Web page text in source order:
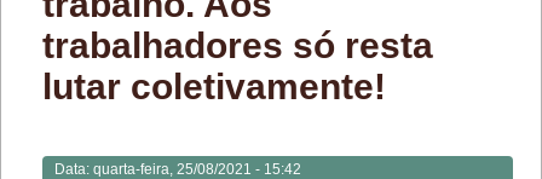
trabalhadores só resta
lutar coletivamente!
Data: quarta-feira, 25/08/2021 - 15:42